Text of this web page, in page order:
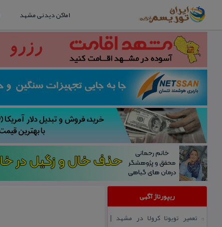
اماکن دیدنی مشهد
ریپورتاژ آگهی
:: تعمیر تویوتا كرولا در مشهد |